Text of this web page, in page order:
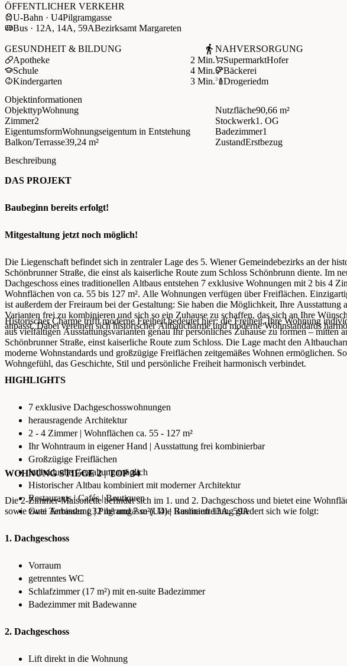
ÖFFENTLICHER VERKEHR
U-Bahn · U4Pilgramgasse
Bus · 12A, 14A, 59ABezirksamt Margareten
GESUNDHEIT & BILDUNG
Apotheke
2 Min.
Schule
4 Min.
Kindergarten
3 Min.
NAHVERSORGUNG
SupermarktHofer
Bäckerei
Drogeriedm
Objektinformationen
ObjekttypWohnung Nutzfläche90,66 m²
Zimmer2 Stockwerk1. OG
EigentumsformWohnungseigentum in Entstehung Badezimmer1
Balkon/Terrasse39,24 m² ZustandErstbezug
Beschreibung
DAS PROJEKT
Baubeginn bereits erfolgt!
Mitgestaltung jetzt noch möglich!
Die Liegenschaft befindet sich in zentraler Lage des 5. Wiener Gemeindebezirks an der
Schönbrunner Straße, die einst als kaiserliche Route zum Schloss Schönbrunn diente. Im
Dachgeschoss eines traditionellen Altbaus entstehen 7 exklusive Wohnungen mit 2 bis 4
Wohnflächen von ca. 55 bis 127 m². Alle Wohnungen verfügen über Freiflächen.
ist außerdem der Freiraum bei der Gestaltung: Sie haben die Möglichkeit, Ihre Ausstattung
Varianten frei zu kombinieren und sich so ein Zuhause zu schaffen, das sich an Ihre
anpasst. Dabei vereinen sich historischer Altbaucharme und moderne Wohnstandards
Historischer Charme trifft moderne Freiheit bedeutet hier: die Freiheit, Ihre Wohnung
aus vielfältigen Ausstattungsvarianten genau Ihr persönliches Zuhause zu formen – mitten
Schönbrunner Straße, einst kaiserliche Route zum Schloss. Die Lage macht den
moderne Wohnstandards und großzügige Freiflächen zeitgemäßes Wohnen ermöglichen.
Wohngefühl, das Geschichte, Stil und persönliche Freiheit harmonisch verbindet.
HIGHLIGHTS
7 exklusive Dachgeschosswohnungen
herausragende Architektur
2 - 4 Zimmer | Wohnflächen ca. 55 - 127 m²
Ihr Wohntraum in eigener Hand | Ausstattung frei kombinierbar
Großzügige Freiflächen
Individuelle Gestaltung möglich
Historischer Altbau kombiniert mit moderner Architektur
Restaurants | Cafés | Boutiquen
Gute Anbindung | Pilgramgasse (U4) | Buslinien 13A, 59A
WOHNUNG STIEGE 2 | TOP 34
Die 2-Zimmer-Maisonette befindet sich im 1. und 2. Dachgeschoss und bietet eine
sowie zwei Terrassen ( 32 m² und 7 m²). Die Raumaufteilung gliedert sich wie folgt:
1. Dachgeschoss
Vorraum
getrenntes WC
Schlafzimmer (17 m²) mit en-suite Badezimmer
Badezimmer mit Badewanne
2. Dachgeschoss
Lift direkt in die Wohnung